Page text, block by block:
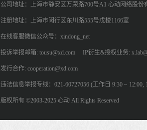
公司地址：上海市静安区万荣路700号A1 心动网络股份
注册地址：上海市闵行区东川路555号戊楼1166室
在线客服微信公众号：xindong_net
投诉举报邮箱: tousu@xd.com IP衍生&授权业务:
发行合作: cooperation@xd.com
违法信息举报专线：021-60727056 (工作日 9:30 ~ 12:00,
版权所有 ©2003-2025 心动 All Rights Reserved